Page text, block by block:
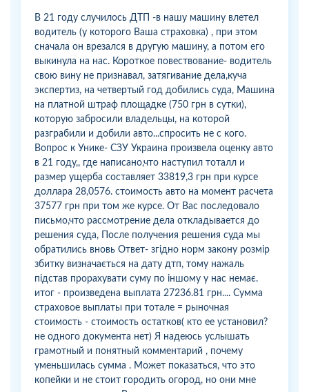
В 21 году случилось ДТП -в нашу машину влетел
водитель (у которого Ваша страховка) , при этом
сначала он врезался в другую машину, а потом его
выкинула на нас. Короткое повествование- водитель
свою вину не признавал, затягивание дела,куча
экспертиз, на четвертый год добились суда, Машина
на платной штраф площадке (750 грн в сутки),
которую забросили владельцы, на которой
разграбили и добили авто...спросить не с кого.
Вопрос к Унике- СЗУ Украина произвела оценку авто
в 21 году,, где написано,что наступил тоталл и
размер ущерба составляет 33819,3 грн при курсе
доллара 28,0576. стоимость авто на момент расчета
37577 грн при том же курсе. От Вас последовало
письмо,что рассмотрение дела откладывается до
решения суда, После получения решения суда мы
обратились вновь Ответ- згідно норм закону розмір
збитку визначається на дату дтп, тому нажаль
підстав прорахувати суму по іншому у нас немає.
итог - произведена выплата 27236.81 грн.... Сумма
страховое выплаты при тотале = рыночная
стоимость - стоимость остатков( кто ее установил?
не одного документа нет) Я надеюсь услышать
грамотный и понятный комментарий , почему
уменьшилась сумма . Может показаться, что это
копейки и не стоит городить огород, но они мне